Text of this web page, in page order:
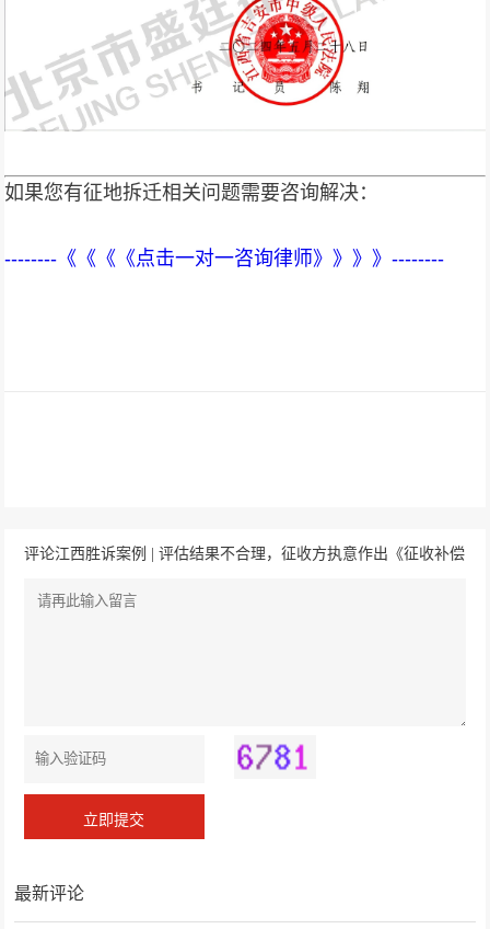
如果您有征地拆迁相关问题需要咨询解决：
--------《《《《点击一对一咨询律师》》》》--------
评论江西胜诉案例 | 评估结果不合理，征收方执意作出《征收补偿
决定书》，市中院：既无签字又无见证，违法！
最新评论